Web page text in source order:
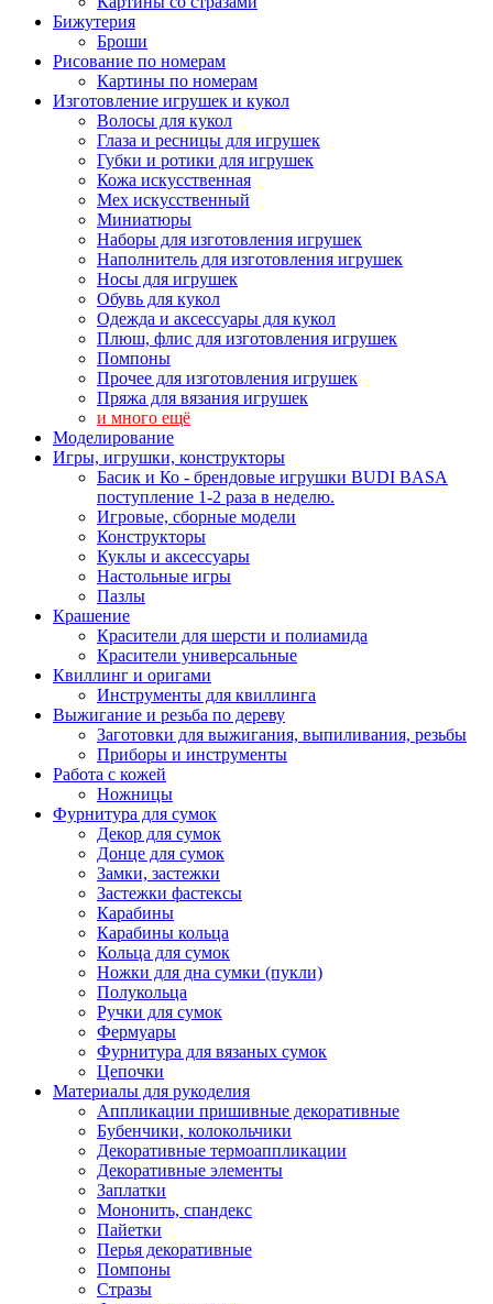
Бижутерия
Броши
Рисование по номерам
Картины по номерам
Изготовление игрушек и кукол
Волосы для кукол
Глаза и ресницы для игрушек
Губки и ротики для игрушек
Кожа искусственная
Мех искусственный
Миниатюры
Наборы для изготовления игрушек
Наполнитель для изготовления игрушек
Носы для игрушек
Обувь для кукол
Одежда и аксессуары для кукол
Плюш, флис для изготовления игрушек
Помпоны
Прочее для изготовления игрушек
Пряжа для вязания игрушек
и много ещё
Моделирование
Игры, игрушки, конструкторы
Басик и Ко - брендовые игрушки BUDI BASA
поступление 1-2 раза в неделю.
Игровые, сборные модели
Конструкторы
Куклы и аксессуары
Настольные игры
Пазлы
Крашение
Красители для шерсти и полиамида
Красители универсальные
Квиллинг и оригами
Инструменты для квиллинга
Выжигание и резьба по дереву
Заготовки для выжигания, выпиливания, резьбы
Приборы и инструменты
Работа с кожей
Ножницы
Фурнитура для сумок
Декор для сумок
Донце для сумок
Замки, застежки
Застежки фастексы
Карабины
Карабины кольца
Кольца для сумок
Ножки для дна сумки (пукли)
Полукольца
Ручки для сумок
Фермуары
Фурнитура для вязаных сумок
Цепочки
Материалы для рукоделия
Аппликации пришивные декоративные
Бубенчики, колокольчики
Декоративные термоаппликации
Декоративные элементы
Заплатки
Мононить, спандекс
Пайетки
Перья декоративные
Помпоны
Стразы